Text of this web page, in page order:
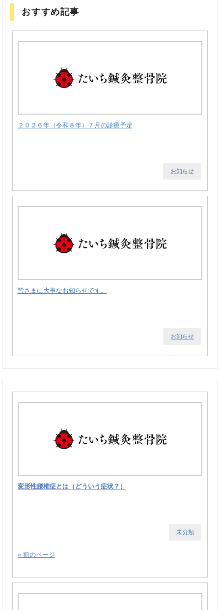
おすすめ記事
２０２６年（令和８年）７月の診療予定
お知らせ
皆さまに大事なお知らせです。
お知らせ
変形性腰椎症とは（どういう症状？）
未分類
« 前のページ